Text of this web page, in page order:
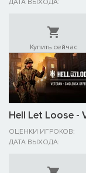
ДАТА ВЫХОДА:
Купить сейчас
Hell Let Loose -
ОЦЕНКИ ИГРОКОВ:
ДАТА ВЫХОДА: